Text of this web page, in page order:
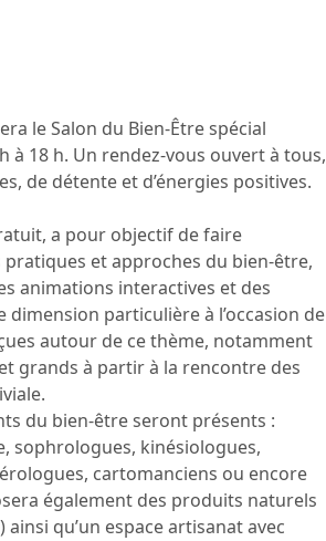
le Salon du Bien-Être spécial
à 18 h. Un rendez-vous ouvert à tous,
de détente et d’énergies positives.
a pour objectif de faire
et approches du bien-être,
animations interactives et des
particulière à l’occasion de
autour de ce thème, notamment
grands à partir à la rencontre des
du bien-être seront présents :
sophrologues, kinésiologues,
cartomanciens ou encore
également des produits naturels
qu’un espace artisanat avec